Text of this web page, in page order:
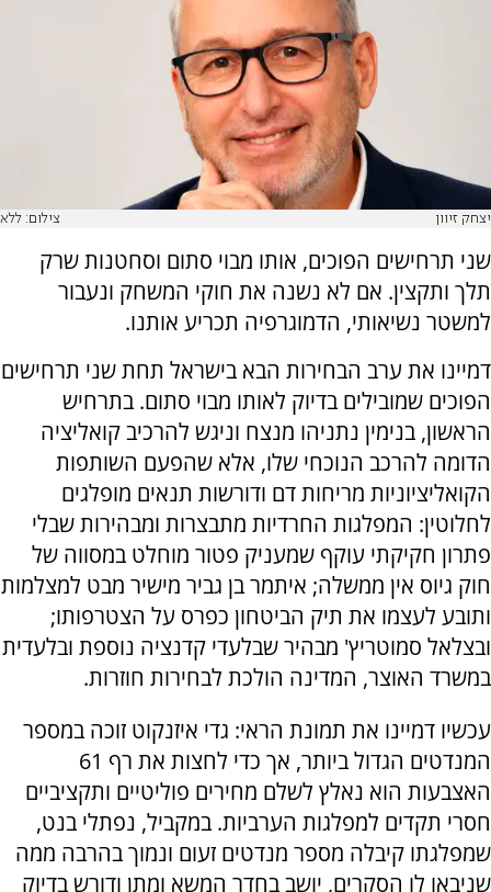
יצחק זיוון צילום: ללא
שני תרחישים הפוכים, אותו מבוי סתום וסחטנות שרק
תלך ותקצין. אם לא נשנה את חוקי המשחק ונעבור
למשטר נשיאותי, הדמוגרפיה תכריע אותנו.
דמיינו את ערב הבחירות הבא בישראל תחת שני תרחישים
הפוכים שמובילים בדיוק לאותו מבוי סתום. בתרחיש
הראשון, בנימין נתניהו מנצח וניגש להרכיב קואליציה
הדומה להרכב הנוכחי שלו, אלא שהפעם השותפות
הקואליציוניות מריחות דם ודורשות תנאים מופלגים
לחלוטין: המפלגות החרדיות מתבצרות ומבהירות שבלי
פתרון חקיקתי עוקף שמעניק פטור מוחלט במסווה של
חוק גיוס אין ממשלה; איתמר בן גביר מישיר מבט למצלמות
ותובע לעצמו את תיק הביטחון כפרס על הצטרפותו;
ובצלאל סמוטריץ' מבהיר שבלעדי קדנציה נוספת ובלעדית
במשרד האוצר, המדינה הולכת לבחירות חוזרות.
עכשיו דמיינו את תמונת הראי: גדי איזנקוט זוכה במספר
המנדטים הגדול ביותר, אך כדי לחצות את רף 61
האצבעות הוא נאלץ לשלם מחירים פוליטיים ותקציביים
חסרי תקדים למפלגות הערביות. במקביל, נפתלי בנט,
שמפלגתו קיבלה מספר מנדטים זעום ונמוך בהרבה ממה
שניבאו לו הסקרים, יושב בחדר המשא ומתן ודורש בדיוק